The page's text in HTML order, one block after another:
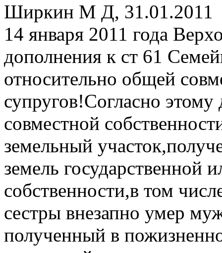
Ширкин М Д, 31.01.2011
14 января 2011 года
дополнения к ст 61
относительно общей
супругов!Согласно
совместной
земельный
земель государственной
собственности,в том
сестры внезапно умер
полученный в